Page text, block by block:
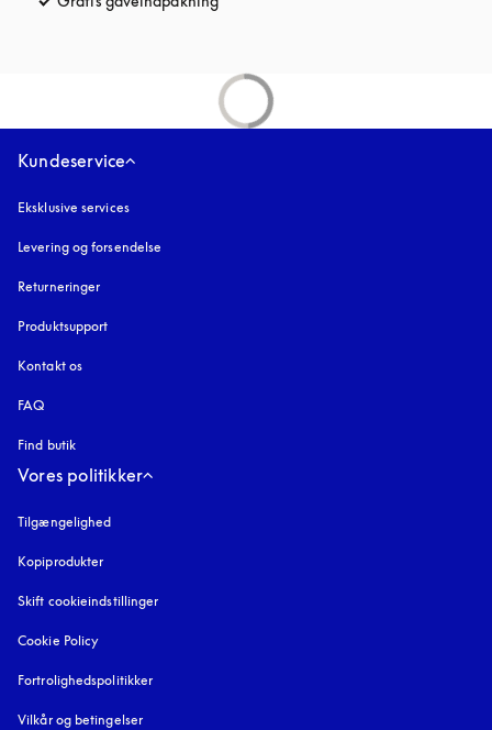
Kundeservice
Eksklusive services
Levering og forsendelse
Returneringer
Produktsupport
Kontakt os
FAQ
Find butik
Vores politikker
Tilgængelighed
Kopiprodukter
Skift cookieindstillinger
Cookie Policy
Fortrolighedspolitikker
Vilkår og betingelser